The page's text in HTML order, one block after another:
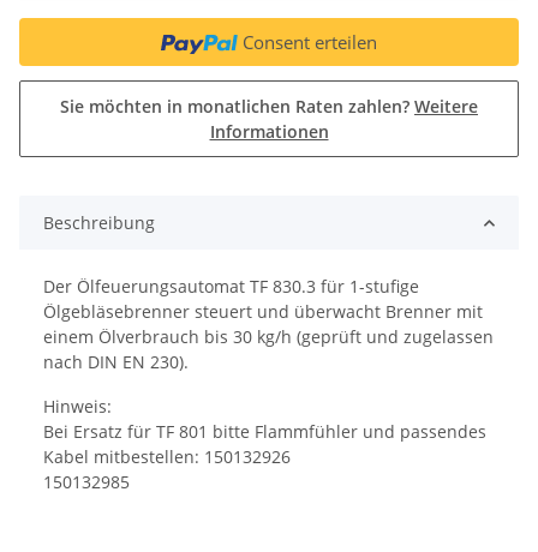
Consent erteilen
Sie möchten in monatlichen Raten zahlen? Weitere
Informationen
Beschreibung
Der Ölfeuerungsautomat TF 830.3 für 1-stufige
Ölgebläsebrenner steuert und überwacht Brenner mit
einem Ölverbrauch bis 30 kg/h (geprüft und zugelassen
nach DIN EN 230).
Hinweis:
Bei Ersatz für TF 801 bitte Flammfühler und passendes
Kabel mitbestellen: 150132926
150132985